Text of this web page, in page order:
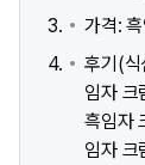
가격:
후기(식
임자 크
흑임자
임자 크